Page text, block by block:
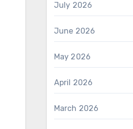
July 2026
June 2026
May 2026
April 2026
March 2026